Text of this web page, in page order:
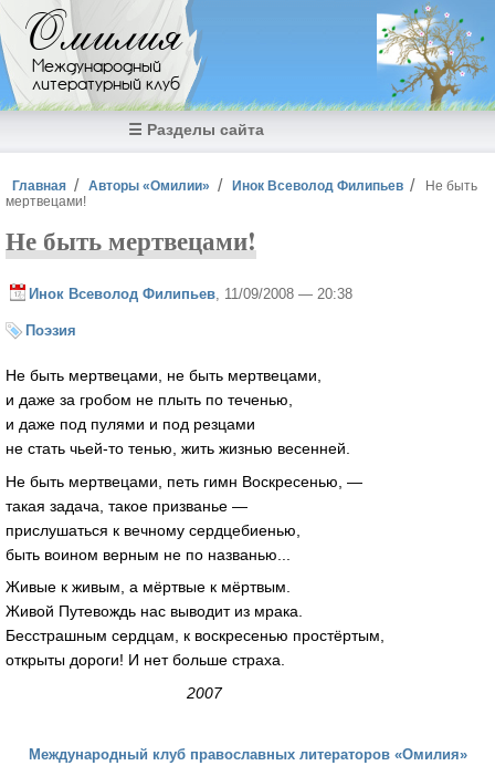
Перейти к основному содержанию
Омилия
Международный
литературный клуб
☰ Разделы сайта
Вы здесь
Главная Авторы «Омилии» Инок Всеволод Филипьев
Не быть
мертвецами!
Не быть мертвецами!
Инок Всеволод Филипьев , 11/09/2008 — 20:38
Поэзия
Не быть мертвецами, не быть мертвецами,
и даже за гробом не плыть по теченью,
и даже под пулями и под резцами
не стать чьей-то тенью, жить жизнью весенней.
Не быть мертвецами, петь гимн Воскресенью, —
такая задача, такое призванье —
прислушаться к вечному сердцебиенью,
быть воином верным не по названью...
Живые к живым, а мёртвые к мёртвым.
Живой Путевождь нас выводит из мрака.
Бесстрашным сердцам, к воскресенью простёртым,
открыты дороги! И нет больше страха.
2007
Международный клуб православных литераторов «Омилия»